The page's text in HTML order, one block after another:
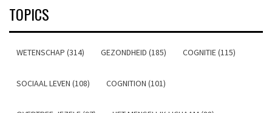
TOPICS
WETENSCHAP (314) GEZONDHEID (185) COGNITIE (115)
SOCIAAL LEVEN (108) COGNITION (101)